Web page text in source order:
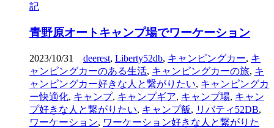
記
青野原オートキャンプ場でワーケーション
2023/10/31 deerest, Liberty52db, キャンピングカー, キ
ャンピングカーのある生活, キャンピングカーの旅, キ
ャンピングカー好きな人と繋がりたい, キャンピングカ
ー快適化, キャンプ, キャンプギア, キャンプ場, キャン
プ好きな人と繋がりたい, キャンプ飯, リバティ52DB,
ワーケーション, ワーケーション好きな人と繋がりた